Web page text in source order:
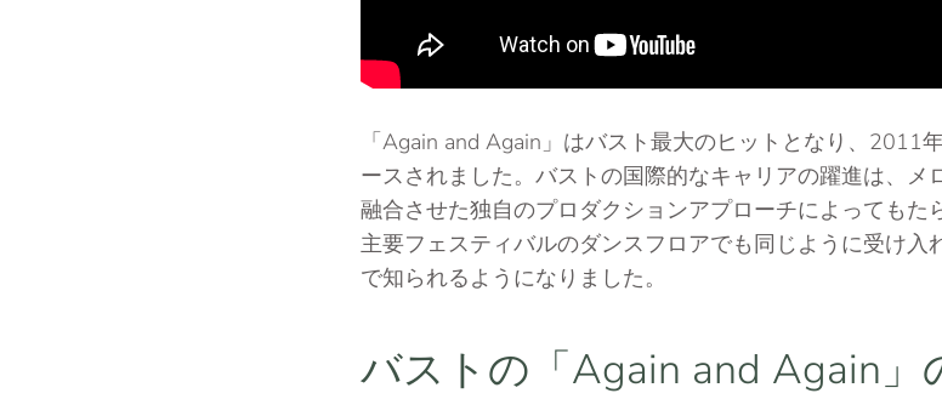
「Again and Again」はバスト最大のヒットとなり、2011
ースされました。バストの国際的なキャリアの躍進は、メ
融合させた独自のプロダクションアプローチによってもた
主要フェスティバルのダンスフロアでも同じように受け入
で知られるようになりました。
バストの「Again and Again」